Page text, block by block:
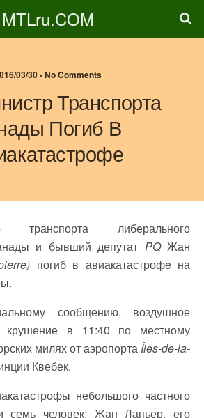
MTLru.COM
03/30 • No Comments
Транспорта
Погиб В
транспорта либерального
и бывший депутат PQЖан
погиб в авиакатастрофe на
сообщению, воздушное
крушение в 11:40 по местному
милях от аэропорта Îles-de-la-
Квебек.
небольшого частного
семь человек: Жан Лапьер, его